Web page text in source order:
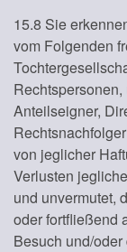
15.8 Sie
vom Folgenden
Anteilseigner,
von jeglicher
Verlusten
und unvermutet,
oder fortfließend
Besuch und/